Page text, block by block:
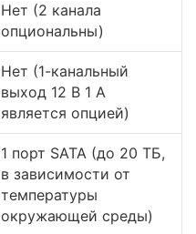
Нет (2 канала
опциональны)
Нет (1-канальный
выход 12 В 1 А
является опцией)
1 порт SATA (до 20 ТБ,
в зависимости от
температуры
окружающей среды)